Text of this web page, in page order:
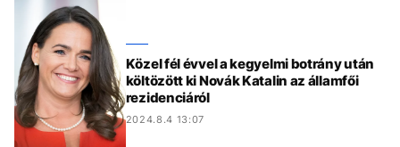
Közel fél évvel a kegyelmi botrány után
költözött ki Novák Katalin az államfői
rezidenciáról
2024.8.4 13:07